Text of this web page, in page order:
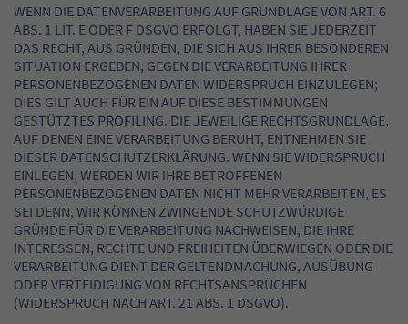
WENN DIE DATENVERARBEITUNG AUF GRUNDLAGE VON ART. 6
ABS. 1 LIT. E ODER F DSGVO ERFOLGT, HABEN SIE JEDERZEIT
DAS RECHT, AUS GRÜNDEN, DIE SICH AUS IHRER BESONDEREN
SITUATION ERGEBEN, GEGEN DIE VERARBEITUNG IHRER
PERSONENBEZOGENEN DATEN WIDERSPRUCH EINZULEGEN;
DIES GILT AUCH FÜR EIN AUF DIESE BESTIMMUNGEN
GESTÜTZTES PROFILING. DIE JEWEILIGE RECHTSGRUNDLAGE,
AUF DENEN EINE VERARBEITUNG BERUHT, ENTNEHMEN SIE
DIESER DATENSCHUTZERKLÄRUNG. WENN SIE WIDERSPRUCH
EINLEGEN, WERDEN WIR IHRE BETROFFENEN
PERSONENBEZOGENEN DATEN NICHT MEHR VERARBEITEN, ES
SEI DENN, WIR KÖNNEN ZWINGENDE SCHUTZWÜRDIGE
GRÜNDE FÜR DIE VERARBEITUNG NACHWEISEN, DIE IHRE
INTERESSEN, RECHTE UND FREIHEITEN ÜBERWIEGEN ODER DIE
VERARBEITUNG DIENT DER GELTENDMACHUNG, AUSÜBUNG
ODER VERTEIDIGUNG VON RECHTSANSPRÜCHEN
(WIDERSPRUCH NACH ART. 21 ABS. 1 DSGVO).